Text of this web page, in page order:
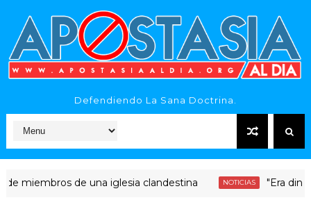
Defendiendo La Sana Doctrina.
de una iglesia clandestina NOTICIAS "Era dinero